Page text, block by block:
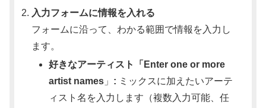
入力フォームに情報を入れる
フォームに沿って、わかる範囲で情報を入力し
ます。
好きなアーティスト「Enter one or more
artist names 」 : ミックスに加えたいアーテ
ィスト名を入力します（複数入力可能、任